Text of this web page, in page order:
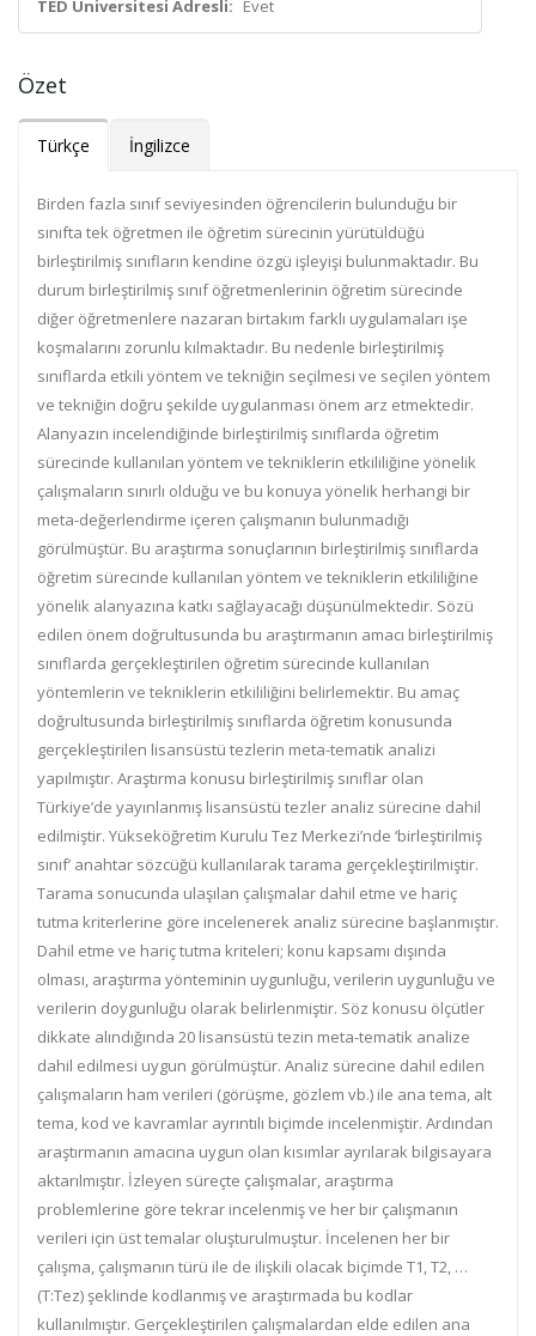
TED Üniversitesi Adresli: Evet
Özet
Türkçe İngilizce
Birden fazla sınıf seviyesinden öğrencilerin bulunduğu bir
sınıfta tek öğretmen ile öğretim sürecinin yürütüldüğü
birleştirilmiş sınıfların kendine özgü işleyişi bulunmaktadır. Bu
durum birleştirilmiş sınıf öğretmenlerinin öğretim sürecinde
diğer öğretmenlere nazaran birtakım farklı uygulamaları işe
koşmalarını zorunlu kılmaktadır. Bu nedenle birleştirilmiş
sınıflarda etkili yöntem ve tekniğin seçilmesi ve seçilen yöntem
ve tekniğin doğru şekilde uygulanması önem arz etmektedir.
Alanyazın incelendiğinde birleştirilmiş sınıflarda öğretim
sürecinde kullanılan yöntem ve tekniklerin etkililiğine yönelik
çalışmaların sınırlı olduğu ve bu konuya yönelik herhangi bir
meta-değerlendirme içeren çalışmanın bulunmadığı
görülmüştür. Bu araştırma sonuçlarının birleştirilmiş sınıflarda
öğretim sürecinde kullanılan yöntem ve tekniklerin etkililiğine
yönelik alanyazına katkı sağlayacağı düşünülmektedir. Sözü
edilen önem doğrultusunda bu araştırmanın amacı birleştirilmiş
sınıflarda gerçekleştirilen öğretim sürecinde kullanılan
yöntemlerin ve tekniklerin etkililiğini belirlemektir. Bu amaç
doğrultusunda birleştirilmiş sınıflarda öğretim konusunda
gerçekleştirilen lisansüstü tezlerin meta-tematik analizi
yapılmıştır. Araştırma konusu birleştirilmiş sınıflar olan
Türkiye’de yayınlanmış lisansüstü tezler analiz sürecine dahil
edilmiştir. Yükseköğretim Kurulu Tez Merkezi’nde ‘birleştirilmiş
sınıf’ anahtar sözcüğü kullanılarak tarama gerçekleştirilmiştir.
Tarama sonucunda ulaşılan çalışmalar dahil etme ve hariç
tutma kriterlerine göre incelenerek analiz sürecine başlanmıştır.
Dahil etme ve hariç tutma kriteleri; konu kapsamı dışında
olması, araştırma yönteminin uygunluğu, verilerin uygunluğu ve
verilerin doygunluğu olarak belirlenmiştir. Söz konusu ölçütler
dikkate alındığında 20 lisansüstü tezin meta-tematik analize
dahil edilmesi uygun görülmüştür. Analiz sürecine dahil edilen
çalışmaların ham verileri (görüşme, gözlem vb.) ile ana tema, alt
tema, kod ve kavramlar ayrıntılı biçimde incelenmiştir. Ardından
araştırmanın amacına uygun olan kısımlar ayrılarak bilgisayara
aktarılmıştır. İzleyen süreçte çalışmalar, araştırma
problemlerine göre tekrar incelenmiş ve her bir çalışmanın
verileri için üst temalar oluşturulmuştur. İncelenen her bir
çalışma, çalışmanın türü ile de ilişkili olacak biçimde T1, T2, …
(T:Tez) şeklinde kodlanmış ve araştırmada bu kodlar
kullanılmıştır. Gerçekleştirilen çalışmalardan elde edilen ana